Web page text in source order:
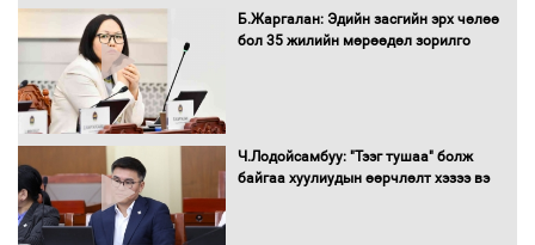
Нөөцийн махны худалдаа,
борлуулалтыг нээлттэй ил тод
Монгол Улс “COP17”-д “Тал хээрийн
төлөвлөгөө”-гөө танилцуулна
Б.Жаргалан: Эдийн засгийн эрх чөлөө
бол 35 жилийн мөрөөдөл зорилго
Ч.Лодойсамбуу: "Тээг тушаа" болж
байгаа хуулиудын өөрчлөлт хэзээ вэ